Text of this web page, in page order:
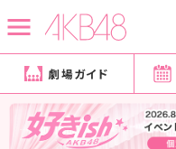
劇場ガイド